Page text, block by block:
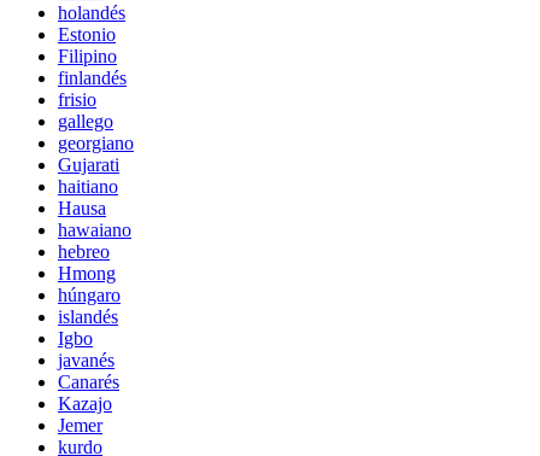
holandés
Estonio
Filipino
finlandés
frisio
gallego
georgiano
Gujarati
haitiano
Hausa
hawaiano
hebreo
Hmong
húngaro
islandés
Igbo
javanés
Canarés
Kazajo
Jemer
kurdo